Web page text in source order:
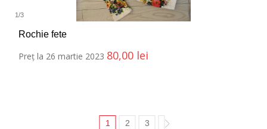
1 /3
Rochie fete
Preț la 26 martie 2023 80,00 lei
1 2 3